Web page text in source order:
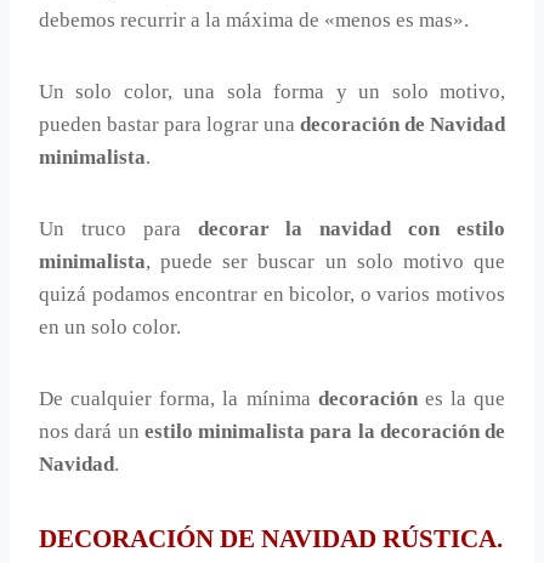
debemos recurrir a la máxima de «menos es mas».
Un solo color, una sola forma y un solo motivo,
pueden bastar para lograr una decoración de Navidad
minimalista.
Un truco para decorar la navidad con estilo
minimalista, puede ser buscar un solo motivo que
quizá podamos encontrar en bicolor, o varios motivos
en un solo color.
De cualquier forma, la mínima decoraciónes la que
nos dará un estilo minimalista para la decoración de
Navidad.
DECORACIÓN DE NAVIDAD RÚSTICA.